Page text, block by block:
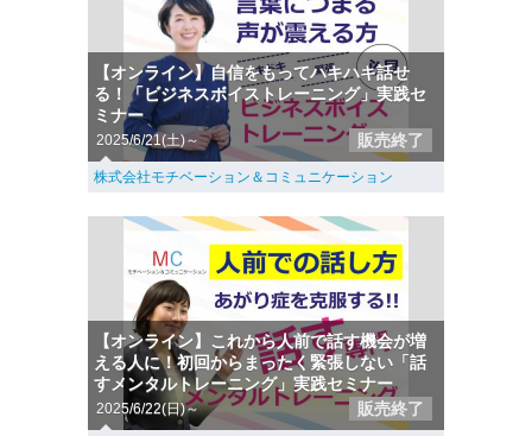
【オンライン】自信をもってハキハキ話せ
る！「ビジネスボイストレーニング」実践セ
ミナー
2025/6/21(土)～ 販売終了
株式会社モチベーション＆コミュニケーション
【オンライン】これから人前で話す機会が増
える人に！初回からまったく緊張しない「話
すメンタルトレーニング」実践セミナー
2025/6/22(日)～ 販売終了